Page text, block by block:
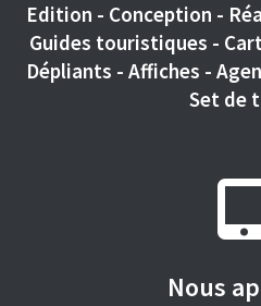
Edition - Conception -
Guides touristiques -
Dépliants - Affiches -
Set de
Nous